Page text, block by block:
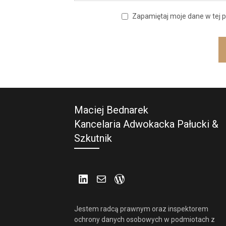
Zapamiętaj moje dane w tej
Maciej Bednarek
Kancelaria Adwokacka Pałucki &
Szkutnik
LinkedIn
Mail
Jestem radcą prawnym oraz inspektorem
ochrony danych osobowych w podmiotach z